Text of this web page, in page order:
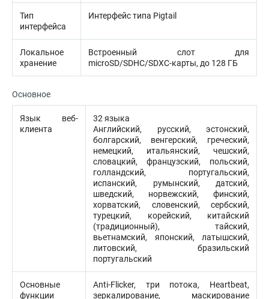
Тип
интерфейса
Интерфейс типа Pigtail
Локальное
хранение
Встроенный слот для
microSD/SDHC/SDXC-карты, до 128 ГБ
Основное
Язык веб-
клиента
32 языка
Английский, русский, эстонский,
болгарский, венгерский, греческий,
немецкий, итальянский, чешский,
словацкий, французский, польский,
голландский, португальский,
испанский, румынский, датский,
шведский, норвежский, финский,
хорватский, словенский, сербский,
турецкий, корейский, китайский
(традиционный), тайский,
вьетнамский, японский, латышский,
литовский, бразильский
португальский
Основные
функции
Anti-Flicker, три потока, Heartbeat,
зеркалирование, маскирование